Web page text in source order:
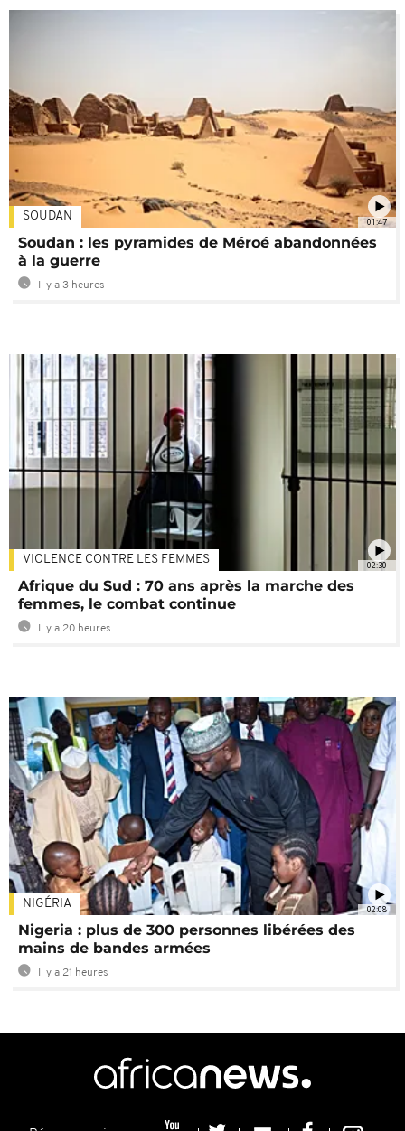
01:47
SOUDAN
Soudan : les pyramides de Méroé abandonnées
à la guerre
Il y a 3 heures
02:30
VIOLENCE CONTRE LES FEMMES
Afrique du Sud : 70 ans après la marche des
femmes, le combat continue
Il y a 20 heures
02:08
NIGÉRIA
Nigeria : plus de 300 personnes libérées des
mains de bandes armées
Il y a 21 heures